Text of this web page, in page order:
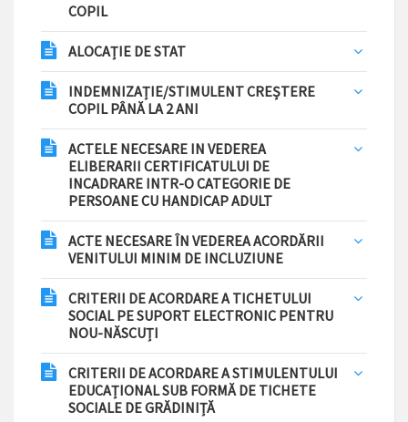
COPIL
ALOCAȚIE DE STAT
INDEMNIZAȚIE/STIMULENT CREȘTERE
COPIL PÂNĂ LA 2 ANI
ACTELE NECESARE IN VEDEREA
ELIBERARII CERTIFICATULUI DE
INCADRARE INTR-O CATEGORIE DE
PERSOANE CU HANDICAP ADULT
ACTE NECESARE ÎN VEDEREA ACORDĂRII
VENITULUI MINIM DE INCLUZIUNE
CRITERII DE ACORDARE A TICHETULUI
SOCIAL PE SUPORT ELECTRONIC PENTRU
NOU-NĂSCUȚI
CRITERII DE ACORDARE A STIMULENTULUI
EDUCAȚIONAL SUB FORMĂ DE TICHETE
SOCIALE DE GRĂDINIȚĂ